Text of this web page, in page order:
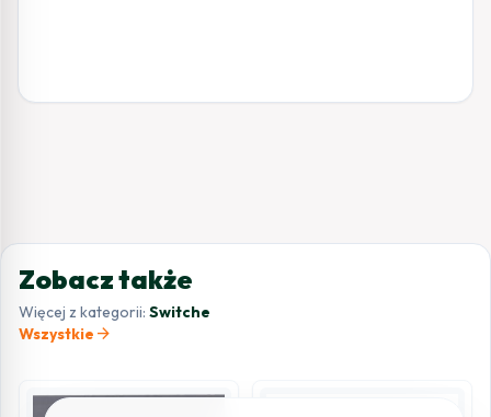
Zobacz także
Więcej z kategorii: Switche
Wszystkie arrow_forward